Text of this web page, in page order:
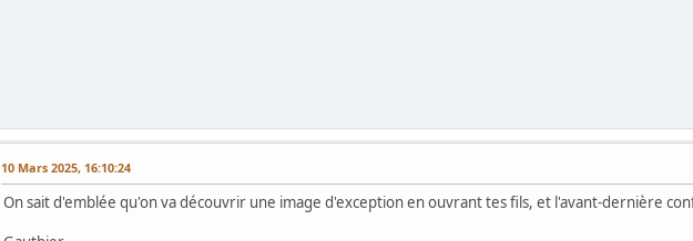
10 Mars 2025, 16:10:24
On sait d'emblée qu'on va découvrir une image d'exception en ouvrant tes fils, et l'avant-dernière